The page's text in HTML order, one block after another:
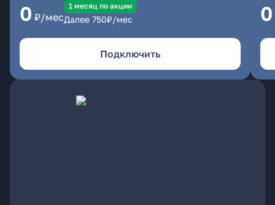
0 ₽/мес
1 месяц по акции
Далее 750₽/мес
Подключить
0